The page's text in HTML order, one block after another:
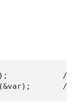
// 如果
// 若是